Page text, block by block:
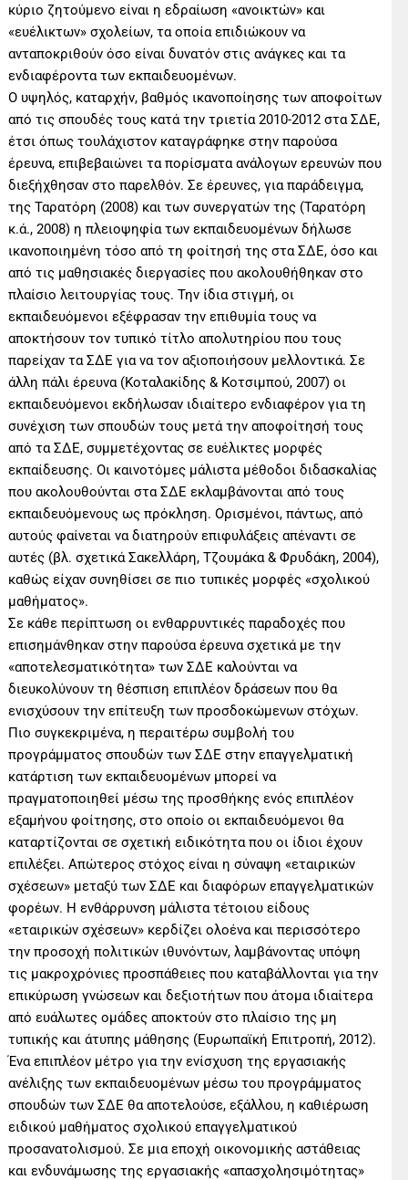
κύριο ζητούμενο είναι η εδραίωση «ανοικτών» και
«ευέλικτων» σχολείων, τα οποία επιδιώκουν να
ανταποκριθούν όσο είναι δυνατόν στις ανάγκες και τα
ενδιαφέροντα των εκπαιδευομένων.
Ο υψηλός, καταρχήν, βαθμός ικανοποίησης των αποφοίτων
από τις σπουδές τους κατά την τριετία 2010-2012 στα ΣΔΕ,
έτσι όπως τουλάχιστον καταγράφηκε στην παρούσα
έρευνα, επιβεβαιώνει τα πορίσματα ανάλογων ερευνών που
διεξήχθησαν στο παρελθόν. Σε έρευνες, για παράδειγμα,
της Ταρατόρη (2008) και των συνεργατών της (Ταρατόρη
κ.ά., 2008) η πλειοψηφία των εκπαιδευομένων δήλωσε
ικανοποιημένη τόσο από τη φοίτησή της στα ΣΔΕ, όσο και
από τις μαθησιακές διεργασίες που ακολουθήθηκαν στο
πλαίσιο λειτουργίας τους. Την ίδια στιγμή, οι
εκπαιδευόμενοι εξέφρασαν την επιθυμία τους να
αποκτήσουν τον τυπικό τίτλο απολυτηρίου που τους
παρείχαν τα ΣΔΕ για να τον αξιοποιήσουν μελλοντικά. Σε
άλλη πάλι έρευνα (Κοταλακίδης & Κοτσιμπού, 2007) οι
εκπαιδευόμενοι εκδήλωσαν ιδιαίτερο ενδιαφέρον για τη
συνέχιση των σπουδών τους μετά την αποφοίτησή τους
από τα ΣΔΕ, συμμετέχοντας σε ευέλικτες μορφές
εκπαίδευσης. Οι καινοτόμες μάλιστα μέθοδοι διδασκαλίας
που ακολουθούνται στα ΣΔΕ εκλαμβάνονται από τους
εκπαιδευόμενους ως πρόκληση. Ορισμένοι, πάντως, από
αυτούς φαίνεται να διατηρούν επιφυλάξεις απέναντι σε
αυτές (βλ. σχετικά Σακελλάρη, Τζουμάκα & Φρυδάκη, 2004),
καθώς είχαν συνηθίσει σε πιο τυπικές μορφές «σχολικού
μαθήματος».
Σε κάθε περίπτωση οι ενθαρρυντικές παραδοχές που
επισημάνθηκαν στην παρούσα έρευνα σχετικά με την
«αποτελεσματικότητα» των ΣΔΕ καλούνται να
διευκολύνουν τη θέσπιση επιπλέον δράσεων που θα
ενισχύσουν την επίτευξη των προσδοκώμενων στόχων.
Πιο συγκεκριμένα, η περαιτέρω συμβολή του
προγράμματος σπουδών των ΣΔΕ στην επαγγελματική
κατάρτιση των εκπαιδευομένων μπορεί να
πραγματοποιηθεί μέσω της προσθήκης ενός επιπλέον
εξαμήνου φοίτησης, στο οποίο οι εκπαιδευόμενοι θα
καταρτίζονται σε σχετική ειδικότητα που οι ίδιοι έχουν
επιλέξει. Απώτερος στόχος είναι η σύναψη «εταιρικών
σχέσεων» μεταξύ των ΣΔΕ και διαφόρων επαγγελματικών
φορέων. Η ενθάρρυνση μάλιστα τέτοιου είδους
«εταιρικών σχέσεων» κερδίζει ολοένα και περισσότερο
την προσοχή πολιτικών ιθυνόντων, λαμβάνοντας υπόψη
τις μακροχρόνιες προσπάθειες που καταβάλλονται για την
επικύρωση γνώσεων και δεξιοτήτων που άτομα ιδιαίτερα
από ευάλωτες ομάδες αποκτούν στο πλαίσιο της μη
τυπικής και άτυπης μάθησης (Ευρωπαϊκή Επιτροπή, 2012).
Ένα επιπλέον μέτρο για την ενίσχυση της εργασιακής
ανέλιξης των εκπαιδευομένων μέσω του προγράμματος
σπουδών των ΣΔΕ θα αποτελούσε, εξάλλου, η καθιέρωση
ειδικού μαθήματος σχολικού επαγγελματικού
προσανατολισμού. Σε μια εποχή οικονομικής αστάθειας
και ενδυνάμωσης της εργασιακής «απασχολησιμότητας»